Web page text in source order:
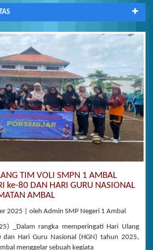
TIM VOLI SMPN 1 AMBAL
ke-80 DAN HARI GURU NASIONAL
AMBAL
2025 | oleh Admin SMP Negeri 1 Ambal
_Dalam rangka memperingati Hari Ulang
dan Hari Guru Nasional (HGN) tahun 2025,
menggelar sebuah kegiata